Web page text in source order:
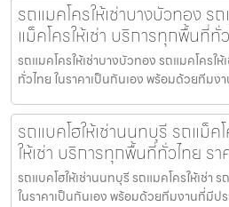
รถแมคโครให้เช่าบางบัวทอง ร
แม็คโครให้เช่า บริการทุกพื้นที่ทั่
รถแมคโครให้เช่าบางบัวทอง รถแมคโครใ
ทั่วไทย ในราคาเป็นกันเอง พร้อมด้วยทีม
รถแบคโฮให้เช่านนทบุรี รถแม็ค
ให้เช่า บริการทุกพื้นที่ทั่วไทย ร
รถแบคโฮให้เช่านนทบุรี รถแมคโครให้เช่า
ในราคาเป็นกันเอง พร้อมด้วยทีมงานที่มีป